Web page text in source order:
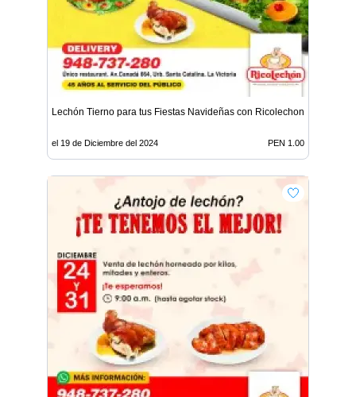
Lechón Tierno para tus Fiestas Navideñas con Ricolechon
el 19 de Diciembre del 2024 PEN 1.00